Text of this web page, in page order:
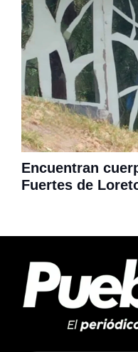
Encuentran
Fuertes de